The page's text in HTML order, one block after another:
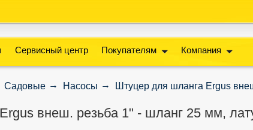
Сервисный центр Покупателям Компания
Садовые Насосы Штуцер для шланга Ergus
внеш. резьба 1" - шланг 25 мм,